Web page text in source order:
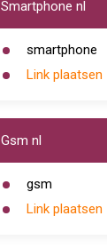
Smartphone nl
smartphone
Link plaatsen
Gsm nl
gsm
Link plaatsen